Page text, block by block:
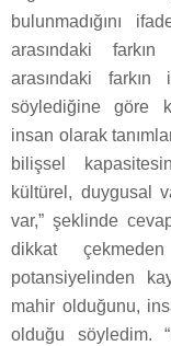
bulunmadığını
arasındaki
arasındaki
söylediğine göre
insan olarak
bilişsel
kültürel, duygusal
var,” şeklinde
dikkat
potansiyelinden
mahir olduğunu,
olduğu söyledim.